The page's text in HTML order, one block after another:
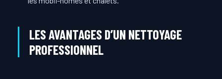
LES AVANTAGES D’UN NETTOYAGE
PROFESSIONNEL